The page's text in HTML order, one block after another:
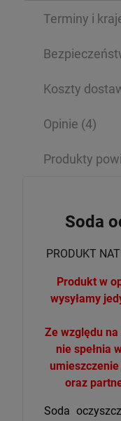
Terminy i
Koszty
Opinie (4)
Produkty
Soda
PRODUKT
Produkt w
wysyłamy
Ze względu
nie spełnia
oraz
Soda